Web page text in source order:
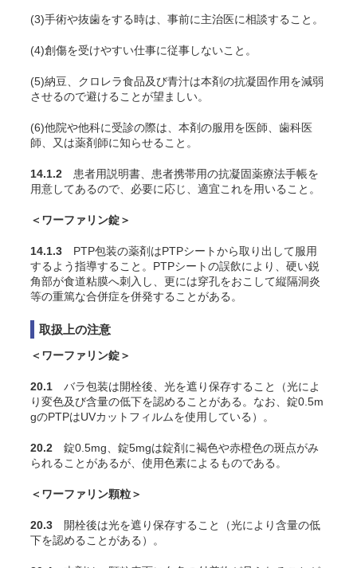
(3)手術や抜歯をする時は、事前に主治医に相談すること。
(4)創傷を受けやすい仕事に従事しないこと。
(5)納豆、クロレラ食品及び青汁は本剤の抗凝固作用を減弱
させるので避けることが望ましい。
(6)他院や他科に受診の際は、本剤の服用を医師、歯科医
師、又は薬剤師に知らせること。
14.1.2 患者用説明書、患者携帯用の抗凝固薬療法手帳を
用意してあるので、必要に応じ、適宜これを用いること。
＜ワーファリン錠＞
14.1.3 PTP包装の薬剤はPTPシートから取り出して服用
するよう指導すること。PTPシートの誤飲により、硬い鋭
角部が食道粘膜へ刺入し、更には穿孔をおこして縦隔洞炎
等の重篤な合併症を併発することがある。
取扱上の注意
＜ワーファリン錠＞
20.1 バラ包装は開栓後、光を遮り保存すること（光によ
り変色及び含量の低下を認めることがある。なお、錠0.5m
gのPTPはUVカットフィルムを使用している）。
20.2 錠0.5mg、錠5mgは錠剤に褐色や赤橙色の斑点がみ
られることがあるが、使用色素によるものである。
＜ワーファリン顆粒＞
20.3 開栓後は光を遮り保存すること（光により含量の低
下を認めることがある）。